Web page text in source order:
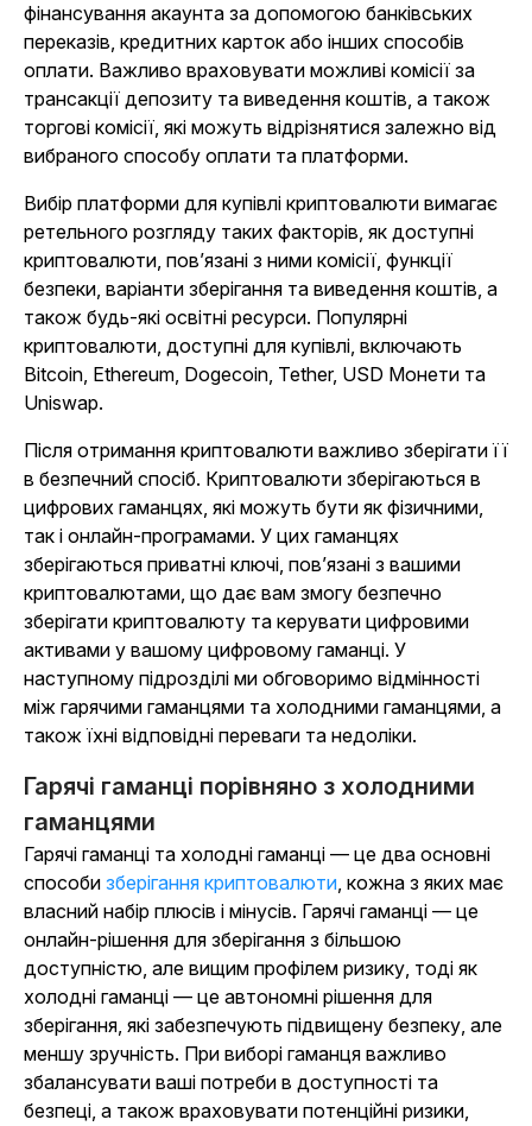
фінансування акаунта за допомогою банківських
переказів, кредитних карток або інших способів
оплати. Важливо враховувати можливі комісії за
трансакції депозиту та виведення коштів, а також
торгові комісії, які можуть відрізнятися залежно від
вибраного способу оплати та платформи.
Вибір платформи для купівлі криптовалюти вимагає
ретельного розгляду таких факторів, як доступні
криптовалюти, пов’язані з ними комісії, функції
безпеки, варіанти зберігання та виведення коштів, а
також будь-які освітні ресурси. Популярні
криптовалюти, доступні для купівлі, включають
Bitcoin, Ethereum, Dogecoin, Tether, USD Монети та
Uniswap.
Після отримання криптовалюти важливо зберігати її
в безпечний спосіб. Криптовалюти зберігаються в
цифрових гаманцях, які можуть бути як фізичними,
так і онлайн-програмами. У цих гаманцях
зберігаються приватні ключі, пов’язані з вашими
криптовалютами, що дає вам змогу безпечно
зберігати криптовалюту та керувати цифровими
активами у вашому цифровому гаманці. У
наступному підрозділі ми обговоримо відмінності
між гарячими гаманцями та холодними гаманцями, а
також їхні відповідні переваги та недоліки.
Гарячі гаманці порівняно з холодними
гаманцями
Гарячі гаманці та холодні гаманці — це два основні
способи зберігання криптовалюти, кожна з яких має
власний набір плюсів і мінусів. Гарячі гаманці — це
онлайн-рішення для зберігання з більшою
доступністю, але вищим профілем ризику, тоді як
холодні гаманці — це автономні рішення для
зберігання, які забезпечують підвищену безпеку, але
меншу зручність. При виборі гаманця важливо
збалансувати ваші потреби в доступності та
безпеці, а також враховувати потенційні ризики,